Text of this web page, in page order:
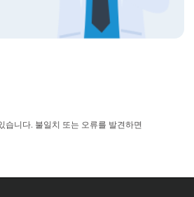
습니다. 불일치 또는 오류를 발견하면